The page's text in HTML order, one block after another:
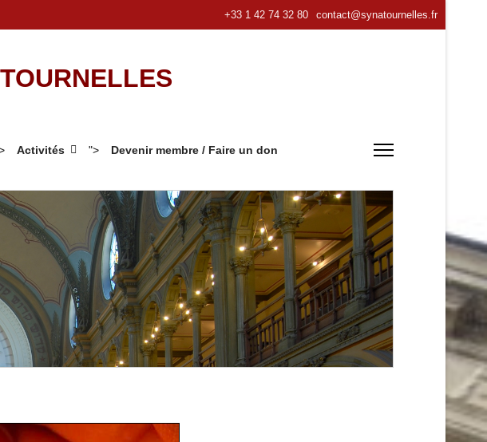
+33 1 42 74 32 80 contact@synatournelles.fr
Activités "> Devenir membre / Faire un don